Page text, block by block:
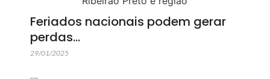
Feriados nacionais podem gerar
perdas…
29/01/2025